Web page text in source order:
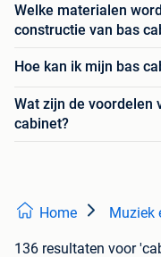
Welke materialen
constructie van bas
Hoe kan ik mijn bas
Wat zijn de voordelen
cabinet?
Home Muziek
136 resultaten voor